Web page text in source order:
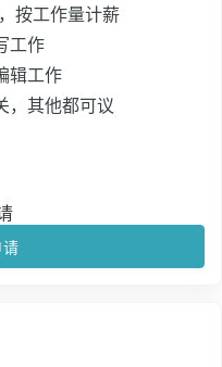
按工作量计薪
工作
辑工作
，其他都可议